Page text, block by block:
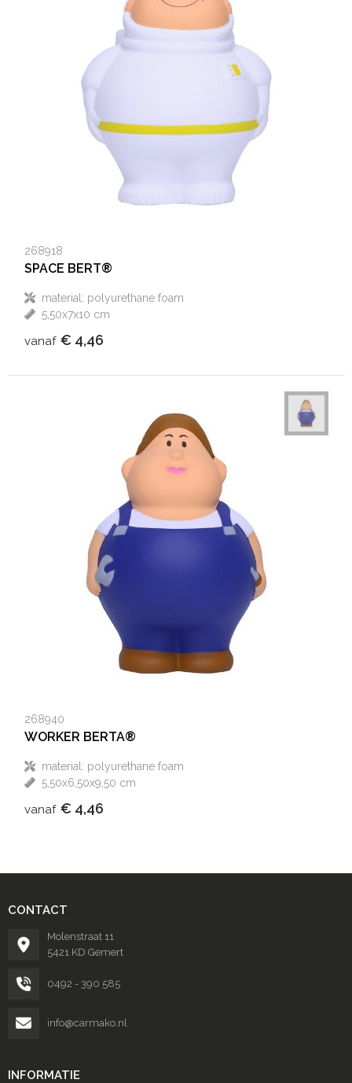
268918
SPACE BERT®
material: polyurethane foam
5,50x7x10 cm
vanaf € 4,46
268940
WORKER BERTA®
material: polyurethane foam
5,50x6,50x9,50 cm
vanaf € 4,46
CONTACT
Molenstraat 11
5421 KD Gemert
0492 - 390 585
info@carmako.nl
INFORMATIE